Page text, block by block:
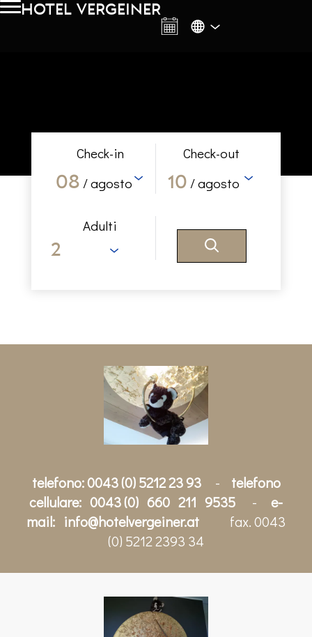
hotel vergeiner
Check-in
08 / agosto
Check-out
10 / agosto
Adulti
telefono: 0043 (0) 5212 23 93- telefono
cellulare: 0043 (0) 660 211 9535 - e-
mail: info@hotelvergeiner.at
fax. 0043
(0) 5212 2393 34